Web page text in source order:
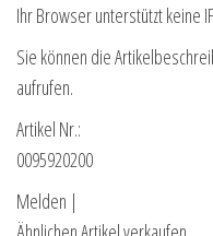
Ihr Browser unterstützt keine
Sie können die
aufrufen.
Artikel Nr.:
0095920200
Melden |